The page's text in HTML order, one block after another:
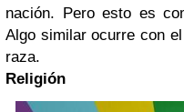
nación. Pero esto es
Algo similar ocurre con
raza.
Religión